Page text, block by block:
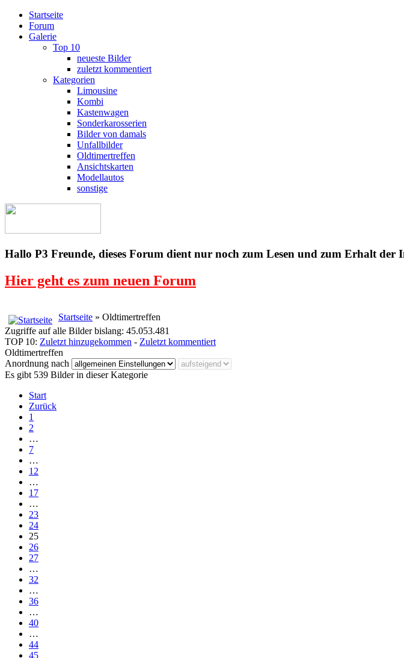
Startseite
Forum
Galerie
Top 10
neueste Bilder
zuletzt kommentiert
Kategorien
Limousine
Kombi
Kastenwagen
Sonderkarosserien
Bilder von damals
Unfallbilder
Oldtimertreffen
Ansichtskarten
Modellautos
sonstige
Hallo P3 Freunde, dieses Forum dient nur noch zum Lesen und zum Erhalt der
Hier geht es zum neuen Forum
Startseite » Oldtimertreffen
Zugriffe auf alle Bilder bislang: 45.053.481
TOP 10: Zuletzt hinzugekommen - Zuletzt kommentiert
Oldtimertreffen
Anordnung nach
Es gibt 539 Bilder in dieser Kategorie
Start
Zurück
1
2
…
7
…
12
…
17
…
23
24
25
26
27
…
32
…
36
…
40
…
44
45